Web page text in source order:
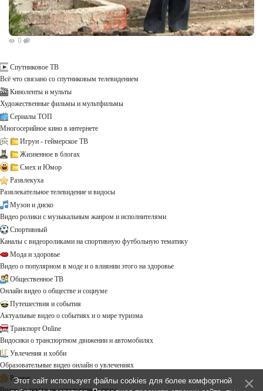
0
Спутниковое ТВ
Всё что связано со спутниковым телевидением
Киноленты и мульты
Художественные фильмы и мультфильмы
Сериалы ТОП
Многосерийное кино в интернете
Игрун - геймерское ТВ
Жизненное в блогах
Смех и Юмор
Развлекуха
Развлекательное телевидение и видосы
Музон и диско
Видео ролики с музыкальным жанром и исполнителями
Спортивный
Каналы с видеороликами на спортивную футбольную тематику
Мода и здоровье
Видео о популярном в моде и о влиянии этого на здоровье
Общественное ТВ
Онлайн видео о обществе и социуме
Путешествия и события
Актуальные видео о событиях и о мире туризма
Транспорт Online
Видосики о транспортном движении и автомобилях
Увлечения и хобби
Образовательные видео онлайн о увлечениях
Разное
Этот сайт использует файлы cookies для более комфортной